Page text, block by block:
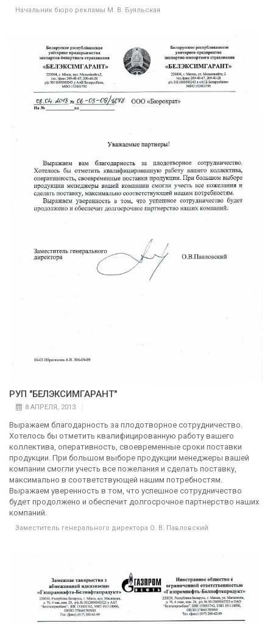
Начальник бюро рекламы М. В. Буяльская
РУП "БЕЛЭКСИМГАРАНТ"
8 АПРЕЛЯ, 2013
Выражаем благодарность за плодотворное сотрудничество.
Хотелось бы отметить квалифицированную работу вашего
коллектива, оперативность, своевременные сроки поставки
продукции. При большом выборе продукции менеджеры вашей
компании смогли учесть все пожелания и сделать поставку,
максимально в соответствующей нашим потребностям.
Выражаем уверенность в том, что успешное сотрудничество
будет продолжено и обеспечит долгосрочное партнерство наших
компаний.
Заместитель генерального директора О. В. Павловский